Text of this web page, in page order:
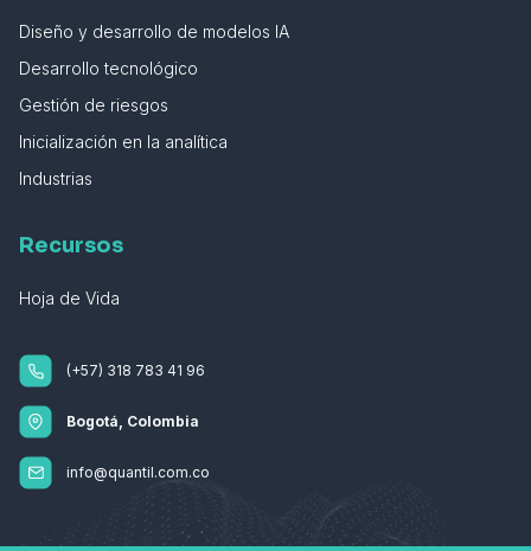
Diseño y desarrollo de modelos IA
Desarrollo tecnológico
Gestión de riesgos
Inicialización en la analítica
Industrias
Recursos
Hoja de Vida
(+57) 318 783 41 96
Bogotá, Colombia
info@quantil.com.co